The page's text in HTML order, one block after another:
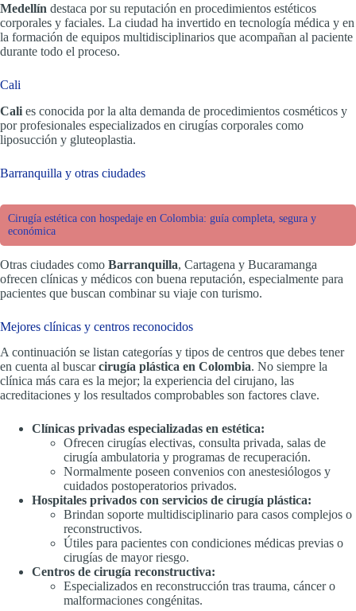
Medellín destaca por su reputación en procedimientos estéticos
corporales y faciales. La ciudad ha invertido en tecnología médica y en
la formación de equipos multidisciplinarios que acompañan al paciente
durante todo el proceso.
Cali
Cali es conocida por la alta demanda de procedimientos cosméticos y
por profesionales especializados en cirugías corporales como
liposucción y gluteoplastia.
Barranquilla y otras ciudades
Cirugía estética con hospedaje en Colombia: guía completa, segura y
económica
Otras ciudades como Barranquilla, Cartagena y Bucaramanga
ofrecen clínicas y médicos con buena reputación, especialmente para
pacientes que buscan combinar su viaje con turismo.
Mejores clínicas y centros reconocidos
A continuación se listan categorías y tipos de centros que debes tener
en cuenta al buscarcirugía plástica en Colombia. No siempre la
clínica más cara es la mejor; la experiencia del cirujano, las
acreditaciones y los resultados comprobables son factores clave.
Clínicas privadas especializadas en estética:
Ofrecen cirugías electivas, consulta privada, salas de
cirugía ambulatoria y programas de recuperación.
Normalmente poseen convenios con anestesiólogos y
cuidados postoperatorios privados.
Hospitales privados con servicios de cirugía plástica:
Brindan soporte multidisciplinario para casos complejos o
reconstructivos.
Útiles para pacientes con condiciones médicas previas o
cirugías de mayor riesgo.
Centros de cirugía reconstructiva:
Especializados en reconstrucción tras trauma, cáncer o
malformaciones congénitas.